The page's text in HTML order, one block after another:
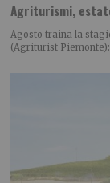
Agriturismi,
Agosto traina la
(Agriturist